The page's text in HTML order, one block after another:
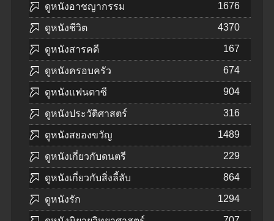
ดูหนังอาชญากรรม 1676
ดูหนังชีวิต 4370
ดูหนังสารคดี 167
ดูหนังครอบครัว 674
ดูหนังแฟนตาซี 904
ดูหนังประวัติศาสตร์ 316
ดูหนังสยองขวัญ 1489
ดูหนังเกี่ยวกับดนตรี 229
ดูหนังเกี่ยวกับสิ่งลี้ลับ 864
ดูหนังรัก 1294